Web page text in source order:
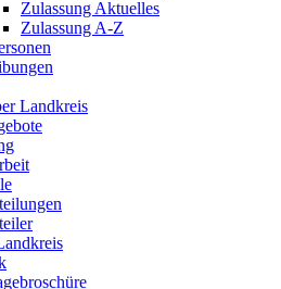
Zulassung Aktuelles
Zulassung A-Z
Landkreis